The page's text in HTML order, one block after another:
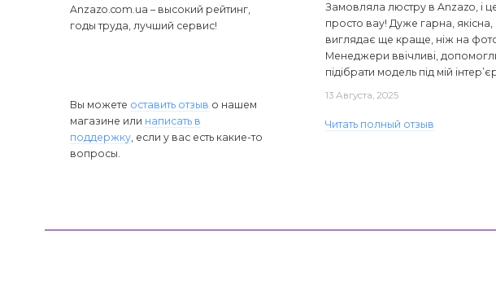
Anzazo.com.ua – высокий рейтинг,
годы труда, лучший сервис!
Вы можете оставить отзыв о нашем
магазине или написать в
поддержку , если у вас есть какие-то
вопросы.
Замовляла люстру в Anzazo, і
просто вау! Дуже гарна, якісна,
виглядає ще краще, ніж на
Менеджери ввічливі,
підібрати модель під мій
13 Августа, 2025
Читать полный отзыв